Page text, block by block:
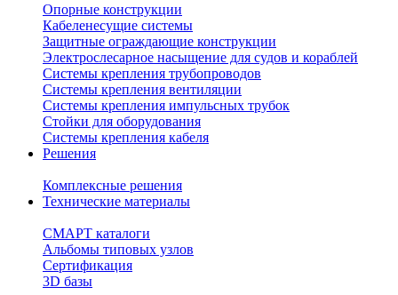
Опорные конструкции
Кабеленесущие системы
Защитные ограждающие конструкции
Электрослесарное насыщение для судов и кораблей
Системы крепления трубопроводов
Системы крепления вентиляции
Системы крепления импульсных трубок
Стойки для оборудования
Системы крепления кабеля
Решения
Комплексные решения
Технические материалы
СМАРТ каталоги
Альбомы типовых узлов
Сертификация
3D базы